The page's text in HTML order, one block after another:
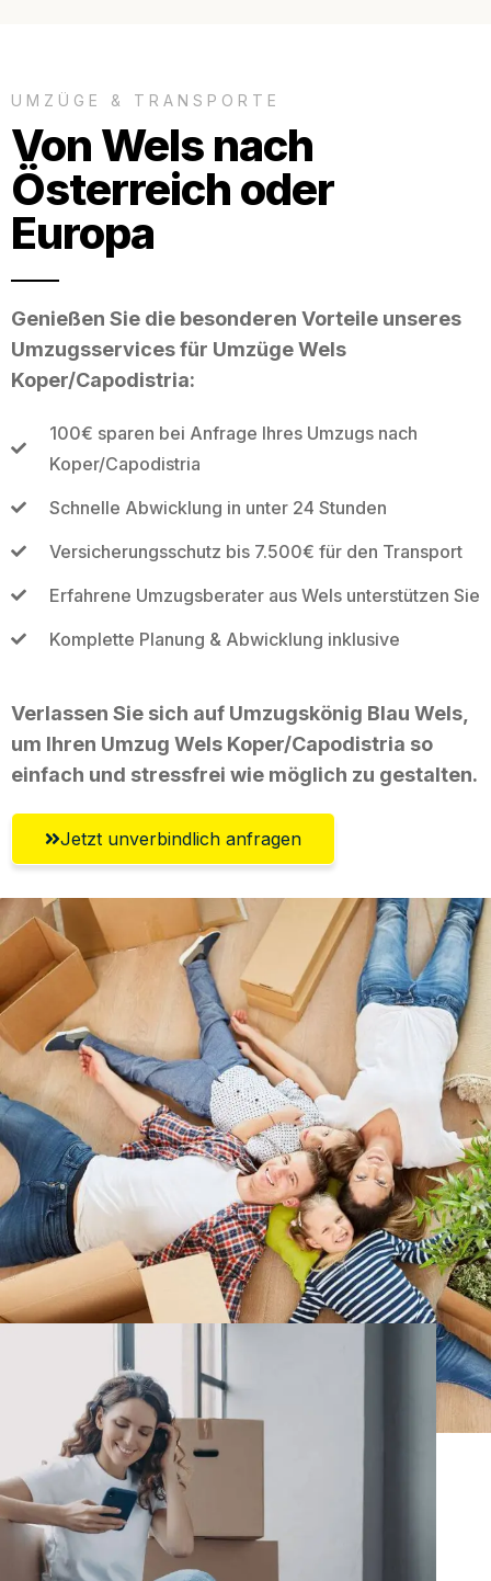
UMZÜGE & TRANSPORTE
Von Wels nach
Österreich oder
Europa
Genießen Sie die besonderen Vorteile unseres
Umzugsservices für Umzüge Wels
Koper/Capodistria:
100€ sparen bei Anfrage Ihres Umzugs nach
Koper/Capodistria
Schnelle Abwicklung in unter 24 Stunden
Versicherungsschutz bis 7.500€ für den Transport
Erfahrene Umzugsberater aus Wels unterstützen Sie
Komplette Planung & Abwicklung inklusive
Verlassen Sie sich auf Umzugskönig Blau Wels,
um Ihren Umzug Wels Koper/Capodistria so
einfach und stressfrei wie möglich zu gestalten.
Jetzt unverbindlich anfragen